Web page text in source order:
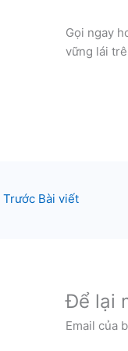
Gọi ngay
vững lái
Trước Bài viết
Để lại
Email của